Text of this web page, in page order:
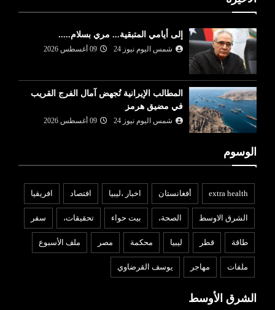
إلى أيامي المتبقية... مري بسلام.....
شمس اليوم نيوز 24 09 أغسطس 2026
المطالب الإيرانية تُجهض آمال الفرج القريب
في مضيق هرمز
شمس اليوم نيوز 24 09 أغسطس 2026
الوسوم
extra health أفغانستان اخبار ،ليبيا افتصاد افريقيا
الشرق الاوسط الصحة، بيت حواء تحقيقات، سفر
طاقة قطر ليبيا محكمة مصر ملف الأسبوع
ملفات مهاجر يوسف القرضاوي
الشرق الأوسط